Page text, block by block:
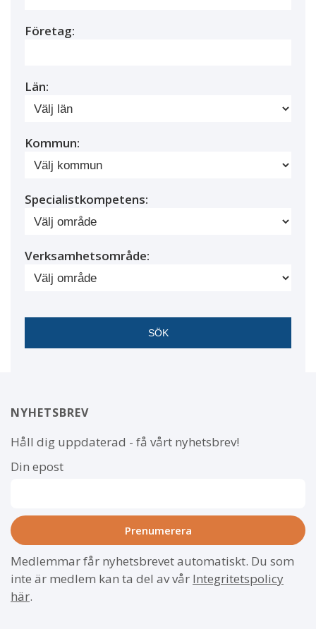
Företag:
Län:
Kommun:
Specialistkompetens:
Verksamhetsområde:
NYHETSBREV
Håll dig uppdaterad - få vårt nyhetsbrev!
Din epost
Medlemmar får nyhetsbrevet automatiskt. Du som
inte är medlem kan ta del av vår Integritetspolicy
här.